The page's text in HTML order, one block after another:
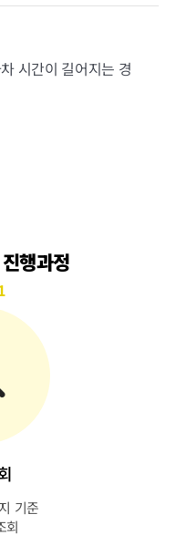
시간이 길어지는 경
행과정
기준
회